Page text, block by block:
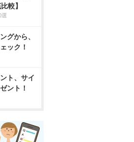
較】
選
グから、
ック！
ト、サイ
ント！